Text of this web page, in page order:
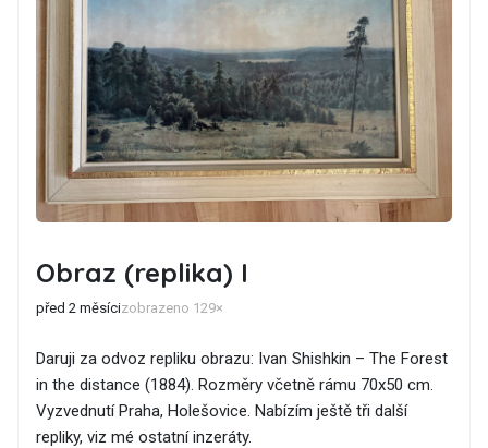
Obraz (replika) I
před 2 měsícizobrazeno 129×
Daruji za odvoz repliku obrazu: Ivan Shishkin – The Forest
in the distance (1884). Rozměry včetně rámu 70x50 cm.
Vyzvednutí Praha, Holešovice. Nabízím ještě tři další
repliky, viz mé ostatní inzeráty.